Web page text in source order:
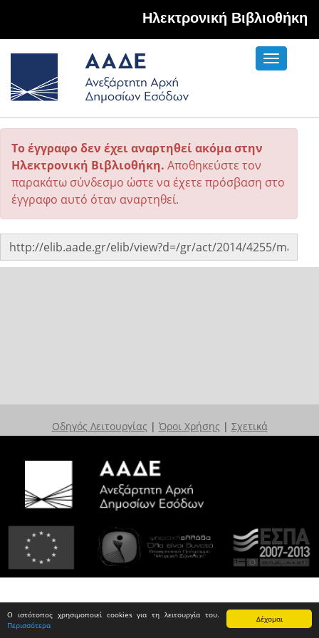
Δέχομαι
Ο ιστότοπος χρησιμοποιεί cookies για τη λειτουργία του.
Περισσότερα
Hλεκτρονική Βιβλιοθήκη
Toggle
Το έγγραφο δεν έχει αναρτηθεί ακόμα στην
Ηλεκτρονική Βιβλιοθήκη. Αποθηκεύστε τον
παρακάτω σύνδεσμο ώστε να έχετε πρόσβαση στο
έγγραφο αυτό όταν αναρτηθεί.
Οδηγός Λειτουργίας | Όροι Χρήσης | Σχετικά